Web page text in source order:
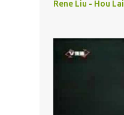
Rene Liu - Hou Lai